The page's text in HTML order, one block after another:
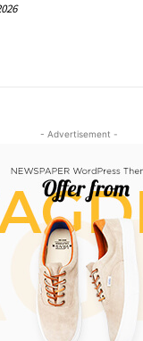
- Advertisement -